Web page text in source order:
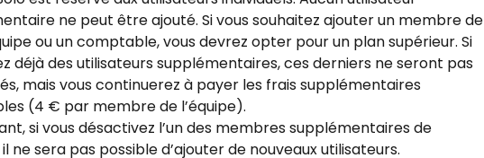
ne peut être ajouté. Si vous souhaitez ajouter un membre de
ou un comptable, vous devrez opter pour un plan supérieur. Si
déjà des utilisateurs supplémentaires, ces derniers ne seront pas
mais vous continuerez à payer les frais supplémentaires
(4 € par membre de l’équipe).
si vous désactivez l’un des membres supplémentaires de
il ne sera pas possible d’ajouter de nouveaux utilisateurs.